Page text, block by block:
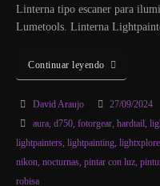
Linterna tipo escaner para
Lumetools. Linterna
Continuar leyendo
David Araujo 27/09/2024
aura, d750, fotorgear, hardtail,
lightpainters lightpainting
nikon nocturnas pintar con luz
robisa